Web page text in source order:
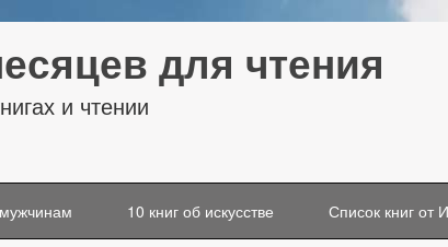
для чтения
и чтении
10 книг об искусстве Список книг от